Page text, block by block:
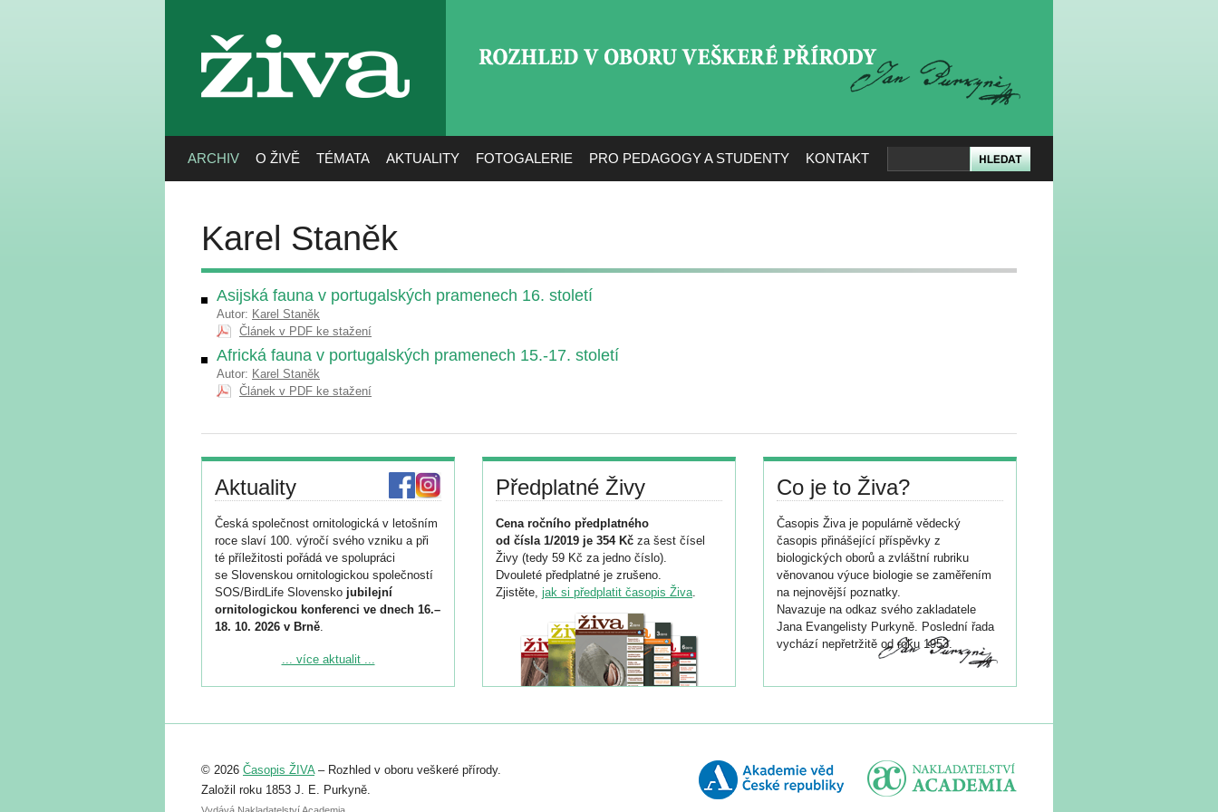
živa
ARCHIV O ŽIVĚ TÉMATA AKTUALITY FOTOGALERIE PRO PEDAGOGY A STUDENTY KONTAKT
Karel Staněk
Asijská fauna v portugalských pramenech 16. století
Autor: Karel Staněk
Článek v PDF ke stažení
Africká fauna v portugalských pramenech 15.-17. století
Autor: Karel Staněk
Článek v PDF ke stažení
Aktuality
Česká společnost ornitologická v letošním
roce slaví 100. výročí svého vzniku a při
té příležitosti pořádá ve spolupráci
se Slovenskou ornitologickou společností
SOS/BirdLife Slovensko jubilejní
ornitologickou konferenci ve dnech 16.–
18. 10. 2026 v Brně.
Podrobnější informace ke konferenci
Registrovat se můžete do 6. září.
abstraktu přihlášené přednášky nebo
posteru je už 30. června.
... více aktualit ...
Předplatné Živy
Cena ročního předplatného
od čísla 1/2019 je 354 Kč za šest čísel
Živy (tedy 59 Kč za jedno číslo).
Dvouleté předplatné je zrušeno.
Zjistěte, jak si předplatit časopis Živa.
Co je to Živa?
Časopis Živa je populárně vědecký
časopis přinášející příspěvky z
biologických oborů a zvláštní rubriku
věnovanou výuce biologie se zaměřením
na nejnovější poznatky.
Navazuje na odkaz svého zakladatele
Jana Evangelisty Purkyně. Poslední řada
vychází nepřetržitě od roku 1953.
© 2026 Časopis ŽIVA– Rozhled v oboru veškeré přírody.
Založil roku 1853 J. E. Purkyně.